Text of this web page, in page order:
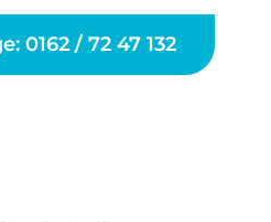
0162 / 72 47 132